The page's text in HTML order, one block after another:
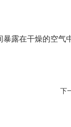
露在干燥的空气
下